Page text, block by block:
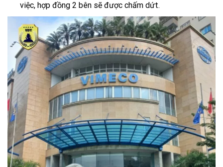
việc, hợp đồng 2 bên sẽ được chấm dứt.